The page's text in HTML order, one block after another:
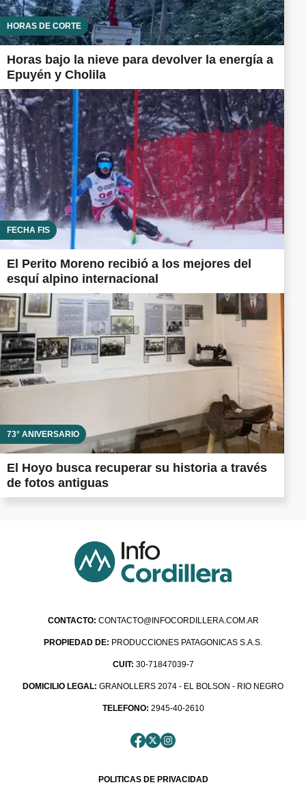
HORAS DE CORTE
Horas bajo la nieve para devolver la energía a
Epuyén y Cholila
FECHA FIS
El Perito Moreno recibió a los mejores del
esquí alpino internacional
73° ANIVERSARIO
El Hoyo busca recuperar su historia a través
de fotos antiguas
CONTACTO: CONTACTO@INFOCORDILLERA.COM.AR
PROPIEDAD DE: PRODUCCIONES PATAGONICAS S.A.S.
CUIT: 30-71847039-7
DOMICILIO LEGAL: GRANOLLERS 2074 - EL BOLSON - RIO NEGRO
TELEFONO: 2945-40-2610
POLITICAS DE PRIVACIDAD